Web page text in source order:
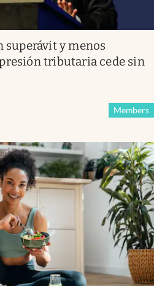
superávit y menos
tributaria cede sin
Members